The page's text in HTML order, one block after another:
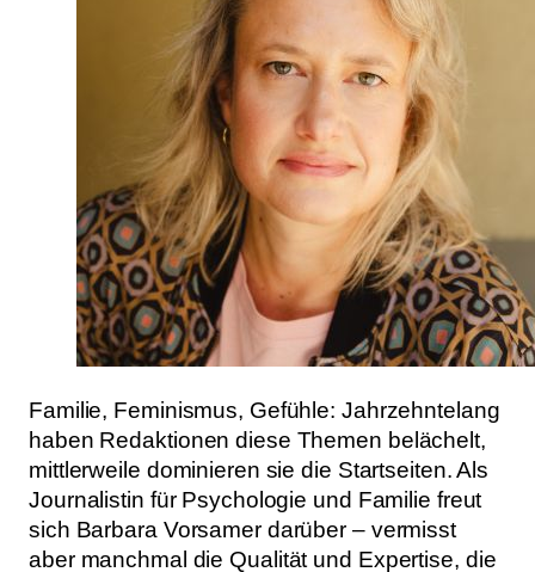
Familie, Feminismus, Gefühle: Jahrzehntelang
haben Redaktionen diese Themen belächelt,
mittlerweile dominieren sie die Startseiten. Als
Journalistin für Psychologie und Familie freut
sich Barbara Vorsamer darüber – vermisst
aber manchmal die Qualität und Expertise, die